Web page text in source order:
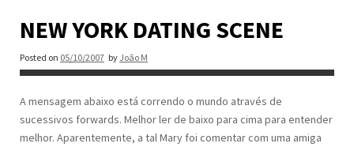
NEW YORK DATING SCENE
Posted on 05/10/2007 by João M
A mensagem abaixo está correndo o mundo através de
sucessivos forwards. Melhor ler de baixo para cima para entender
melhor. Aparentemente, a tal Mary foi comentar com uma amiga